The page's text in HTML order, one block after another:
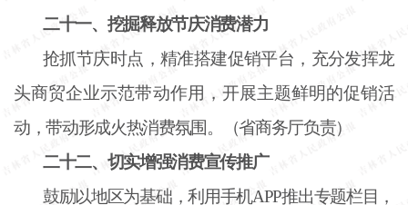
二十一、挖掘释放节庆消费潜力
抢抓节庆时点，精准搭建促销平台，充分发挥龙
头商贸企业示范带动作用，开展主题鲜明的促销活
动，带动形成火热消费氛围。（省商务厅负责）
二十二、切实增强消费宣传推广
鼓励以地区为基础，利用手机APP推出专题栏目，